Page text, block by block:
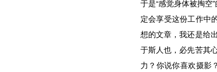
于是“感觉身体被掏空
定会享受这份工作中
想的文章，我还是给
于斯人也，必先苦其
力？你说你喜欢摄影